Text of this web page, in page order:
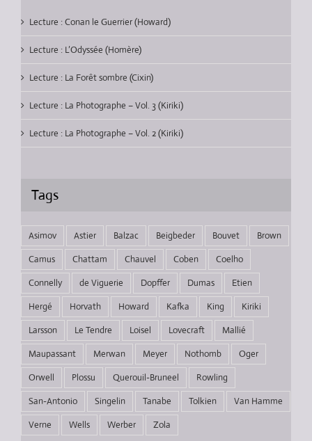
Lecture : Conan le Guerrier (Howard)
Lecture : L’Odyssée (Homère)
Lecture : La Forêt sombre (Cixin)
Lecture : La Photographe – Vol. 3 (Kiriki)
Lecture : La Photographe – Vol. 2 (Kiriki)
Tags
Asimov Astier Balzac Beigbeder Bouvet
Brown
Camus
Chattam Chauvel Coben
Coelho
Connelly
de Viguerie Dopffer Dumas
Etien
Hergé
Horvath Howard Kafka King
Kiriki
Larsson
Le Tendre Loisel Lovecraft
Mallié
Maupassant
Merwan Meyer Nothomb
Oger
Orwell
Plossu Querouil-Bruneel
Rowling
San-Antonio
Singelin Tanabe Tolkien
Van Hamme
Verne
Wells Werber Zola